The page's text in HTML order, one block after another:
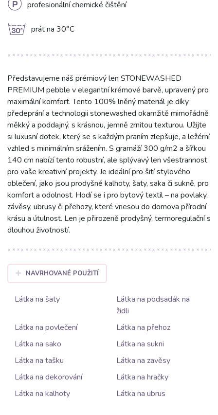
L profesionální chemické čištění
g prát na 30°C
Představujeme náš prémiový len STONEWASHED
PREMIUM pebble v elegantní krémové barvě, upravený pro
maximální komfort. Tento 100% lněný materiál je díky
předeprání a technologii stonewashed okamžitě mimořádně
měkký a poddajný, s krásnou, jemně zrnitou texturou. Užijte
si luxusní dotek, který se s každým praním zlepšuje, a ležérní
vzhled s minimálním srážením. S gramáží 300 g/m2 a šířkou
140 cm nabízí tento robustní, ale splývavý len všestrannost
pro vaše kreativní projekty. Je ideální pro šití stylového
oblečení, jako jsou prodyšné kalhoty, šaty, saka či sukně, pro
komfort a odolnost. Hodí se i pro bytový textil – na povlaky,
závěsy, ubrusy či přehozy, které vnesou do domova přírodní
krásu a útulnost. Len je přirozeně prodyšný, termoregulační s
dlouhou životností.
NAVRHOVANÉ POUŽITÍ
Látka na šaty
Látka na podsadák na
židli
Látka na povlečení
Látka na přehoz
Látka na sako
Látka na sukni
Látka na tašku
Látka na zavěsy
Látka na dekorování
Látka na hračky
Látka na kalhoty
Látka na ubrus